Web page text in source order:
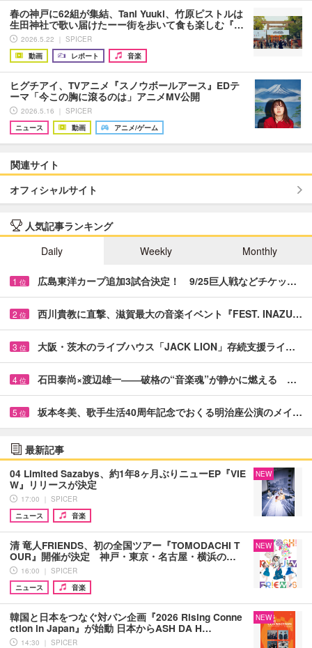
春の神戸に62組が集結、Tani Yuuki、竹原ピストルは
生田神社で歌い届けたーー街を歩いて食も楽しむ『…
2026.5.22 ｜ SPICER
動画
レポート 音楽
ヒグチアイ、TVアニメ『スノウボールアース』EDテ
ーマ「今この胸に滾るのは」アニメMV公開
2026.5.16 ｜ SPICER
ニュース
動画 アニメ/ゲーム
関連サイト
オフィシャルサイト
人気記事ランキング
Daily
Weekly Monthly
1 位 広島東洋カープ追加3試合決定！ 9/25巨人戦などチケッ…
2 位 西川貴教に直撃、滋賀最大の音楽イベント『FEST. INAZU…
3 位 大阪・茨木のライブハウス「JACK LION」存続支援ライ…
4 位 石田泰尚×渡辺雄一――破格の“音楽魂”が静かに燃える …
5 位 坂本冬美、歌手生活40周年記念でおくる明治座公演のメイ…
最新記事
04 Limited Sazabys、約1年8ヶ月ぶりニューEP『VIE
W』リリースが決定
17:00 ｜ SPICER
ニュース
音楽
NEW
清 竜人FRIENDS、初の全国ツアー『TOMODACHI T
OUR』開催が決定 神戸・東京・名古屋・横浜の…
16:00 ｜ SPICER
ニュース
音楽
NEW
韓国と日本をつなぐ対バン企画『2026 Rising Conne
ction in Japan』が始動 日本からASH DA H…
14:30 ｜ SPICER
NEW